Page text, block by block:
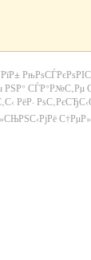
РЅР°
РёР·